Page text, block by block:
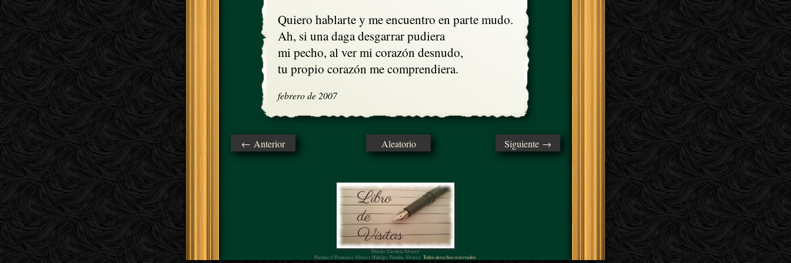
Quiero hablarte y me encuentro en parte mudo.
Ah, si una daga desgarrar pudiera
mi pecho, al ver mi corazón desnudo,
tu propio corazón me comprendiera.
febrero de 2007
← Anterior Aleatorio Siguiente →
Diseño: Carmen Álvarez
Poemas © Francisco Álvarez Hidalgo, Familia Álvarez. Todos derechos reservados.